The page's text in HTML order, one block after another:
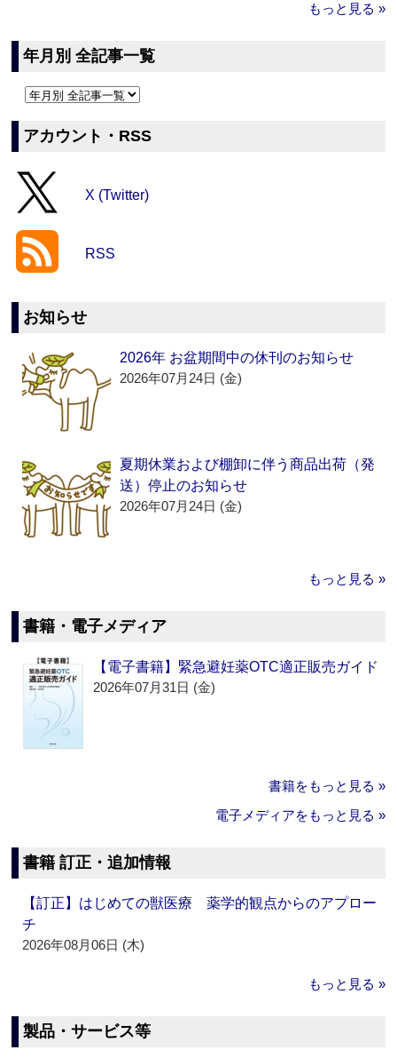
もっと見る »
年月別 全記事一覧
アカウント・RSS
X (Twitter)
RSS
お知らせ
2026年 お盆期間中の休刊のお知らせ
2026年07月24日 (金)
夏期休業および棚卸に伴う商品出荷（発
送）停止のお知らせ
2026年07月24日 (金)
もっと見る »
書籍・電子メディア
【電子書籍】緊急避妊薬OTC適正販売ガイド
2026年07月31日 (金)
書籍をもっと見る »
電子メディアをもっと見る »
書籍 訂正・追加情報
【訂正】はじめての獣医療 薬学的観点からのアプロー
チ
2026年08月06日 (木)
もっと見る »
製品・サービス等